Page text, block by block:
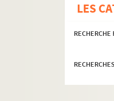
LES
RECHERCHE
Albin
Bayard
Maurice
Henry
Régis
Marcel